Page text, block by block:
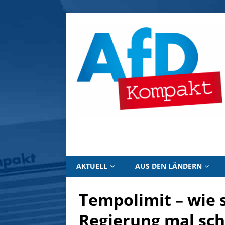
AKTUELL AUS DEN LÄNDERN
Tempolimit – wie
Regierung mal